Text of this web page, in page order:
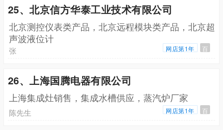
25、北京信方华泰工业技术有限公司
北京测控仪表类产品，北京远程模块类产品，北京超
声波液位计
张 网店第1年 百
26、上海国腾电器有限公司
上海集成灶销售，集成水槽供应，蒸汽炉厂家
陈先生 网店第1年 百